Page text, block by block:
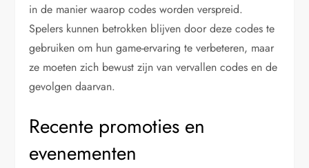
in de manier waarop codes worden verspreid.
Spelers kunnen betrokken blijven door deze codes te
gebruiken om hun game-ervaring te verbeteren, maar
ze moeten zich bewust zijn van vervallen codes en de
gevolgen daarvan.
Recente promoties en
evenementen